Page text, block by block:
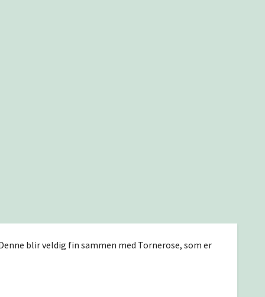
blir veldig fin sammen med Tornerose, som er